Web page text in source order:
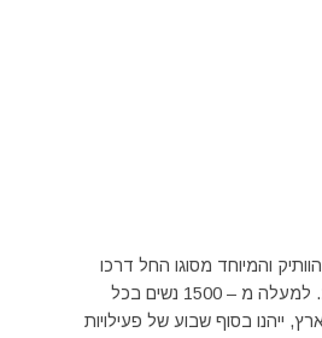
והמיוחד מסוגו החל דרכו
לראשונה בשנת 2004. למעלה מ – 1500 נשים בכל
ייהנו בסוף שבוע של פעילויות